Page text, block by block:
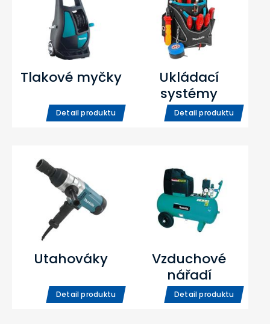
Tlakové myčky
Detail produktu
Ukládací
systémy
Detail produktu
Utahováky
Detail produktu
Vzduchové
nářadí
Detail produktu